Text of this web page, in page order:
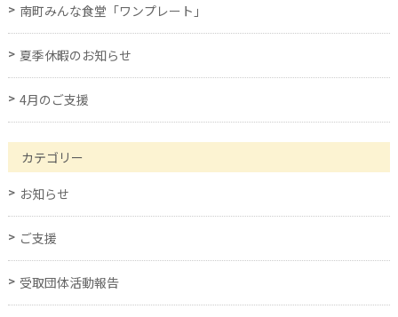
南町みんな食堂「ワンプレート」
夏季休暇のお知らせ
4月のご支援
カテゴリー
お知らせ
ご支援
受取団体活動報告